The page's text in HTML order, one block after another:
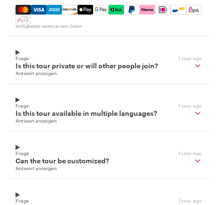
Mastercard, Visa, Amex, Discover, Apple Pay, Google
Verfügbarkeit variiert je nach Zielort
Frage 1 year ago
Is this tour private or will other people join?
Antwort anzeigen
Frage 1 year ago
Is this tour available in multiple languages?
Antwort anzeigen
Frage 1 year ago
Can the tour be customized?
Antwort anzeigen
Frage 1 year ago